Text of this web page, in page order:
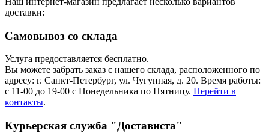
доставки:
Самовывоз со склада
Услуга предоставляется бесплатно.
Вы можете забрать заказ с нашего склада, расположенного по
адресу: г. Санкт-Петербург, ул. Чугунная, д. 20. Время работы:
с 11-00 до 19-00 с Понедельника по Пятницу. Перейти в
контакты.
Курьерская служба "Достависта"